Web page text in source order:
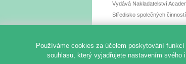
Vydává Nakladatelství
Středisko společných
Používáme cookies za účelem poskytování
souhlasu, který vyjadřujete nastavením